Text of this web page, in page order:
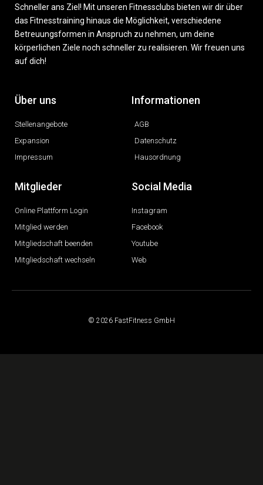
Schneller ans Ziel! Mit unseren Fitnessclubs bieten wir dir über
das Fitnesstraining hinaus die Möglichkeit, verschiedene
Betreuungsformen in Anspruch zu nehmen, um deine
körperlichen Ziele noch schneller zu realisieren. Wir freuen uns
auf dich!
Über uns
Stellenangebote
Expansion
Impressum
Informationen
AGB
Datenschutz
Hausordnung
Mitglieder
Online Plattform Login
Mitglied werden
Mitgliedschaft beenden
Mitgliedschaft wechseln
Social Media
Instagram
Facebook
Youtube
Web
© 2026 FastFitness GmbH